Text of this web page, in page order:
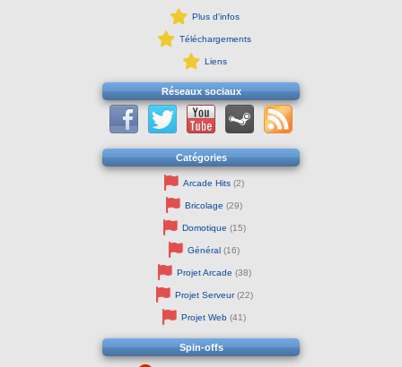
Plus d'infos
Téléchargements
Liens
Réseaux sociaux
Catégories
Arcade Hits (2)
Bricolage (29)
Domotique (15)
Général (16)
Projet Arcade (38)
Projet Serveur(22)
Projet Web (41)
Spin-offs